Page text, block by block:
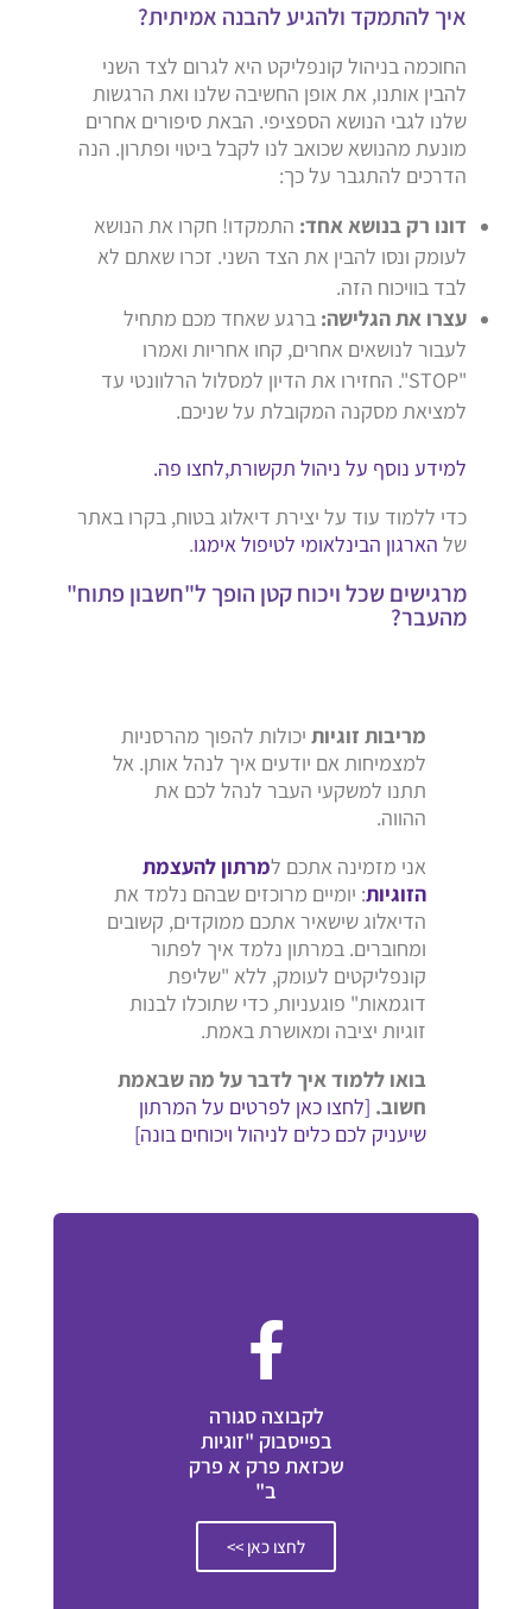
איך להתמקד ולהגיע להבנה אמיתית?
החוכמה בניהול קונפליקט היא לגרום לצד השני
להבין אותנו, את אופן החשיבה שלנו ואת הרגשות
שלנו לגבי הנושא הספציפי. הבאת סיפורים אחרים
מונעת מהנושא שכואב לנו לקבל ביטוי ופתרון. הנה
הדרכים להתגבר על כך:
דונו רק בנושא אחד: התמקדו! חקרו את הנושא
לעומק ונסו להבין את הצד השני. זכרו שאתם לא
לבד בוויכוח הזה.
עצרו את הגלישה: ברגע שאחד מכם מתחיל
לעבור לנושאים אחרים, קחו אחריות ואמרו
"STOP". החזירו את הדיון למסלול הרלוונטי עד
למציאת מסקנה המקובלת על שניכם.
למידע נוסף על ניהול תקשורת,לחצו פה.
כדי ללמוד עוד על יצירת דיאלוג בטוח, בקרו באתר
של הארגון הבינלאומי לטיפול אימגו.
מרגישים שכל ויכוח קטן הופך ל"חשבון פתוח"
מהעבר?
מריבות זוגיותיכולות להפוך מהרסניות
למצמיחות אם יודעים איך לנהל אותן. אל
תתנו למשקעי העבר לנהל לכם את
ההווה.
אני מזמינה אתכם למרתון להעצמת
הזוגיות: יומיים מרוכזים שבהם נלמד את
הדיאלוג שישאיר אתכם ממוקדים, קשובים
ומחוברים. במרתון נלמד איך לפתור
קונפליקטים לעומק, ללא "שליפת
דוגמאות" פוגעניות, כדי שתוכלו לבנות
זוגיות יציבה ומאושרת באמת.
בואו ללמוד איך לדבר על מה שבאמת
חשוב. [לחצו כאן לפרטים על המרתון
שיעניק לכם כלים לניהול ויכוחים בונה]
לקבוצה סגורה
בפייסבוק "זוגיות
שכזאת פרק א פרק
ב"
לחצו כאן >>